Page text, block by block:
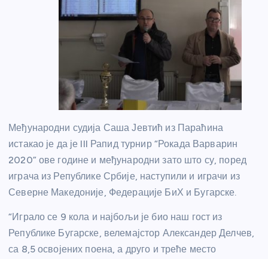
Међународни судија Саша Јевтић из Параћина
истакао је да је III Рапид турнир “Рокада Варварин
2020” ове године и међународни зато што су, поред
играча из Републике Србије, наступили и играчи из
Северне Македоније, Федерације БиХ и Бугарске.
“Играло се 9 кола и најбољи је био наш гост из
Републике Бугарске, велемајстор Александер Делчев,
са 8,5 освојених поена, а друго и треће место